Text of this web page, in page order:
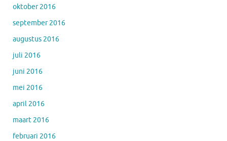
oktober 2016
september 2016
augustus 2016
juli 2016
juni 2016
mei 2016
april 2016
maart 2016
februari 2016